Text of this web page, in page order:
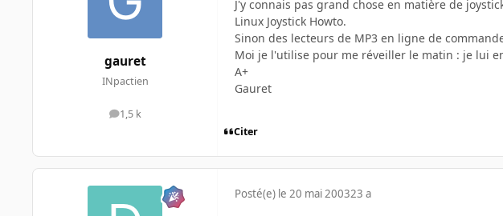
gauret
INpactien
1,5 k
messages
J'y connais pas grand chose en matière de
Linux Joystick Howto.
Sinon des lecteurs de MP3 en ligne de
Moi je l'utilise pour me réveiller le matin : je lui
A+
Gauret
Citer
Posté(e) le 20 mai 200323 a